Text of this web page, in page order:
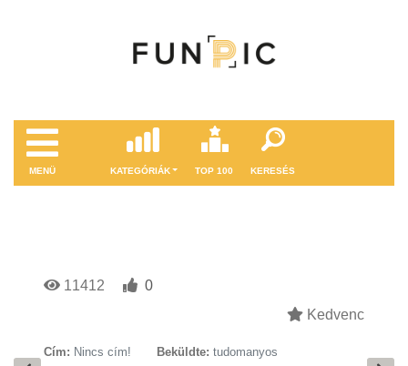
MENÜ KATEGÓRIÁK TOP 100 KERESÉS
11412
0
Kedvenc
Cím: Nincs cím! Beküldte: tudomanyos